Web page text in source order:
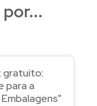
gratuito:
para a